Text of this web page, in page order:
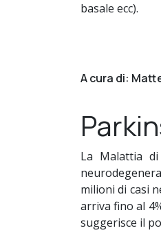
basale ecc).
A cura di:
La Malattia
milioni di casi
arriva fino al
suggerisce il